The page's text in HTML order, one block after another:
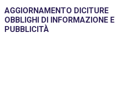
AGGIORNAMENTO DICITURE
OBBLIGHI DI INFORMAZIONE E
PUBBLICITÀ